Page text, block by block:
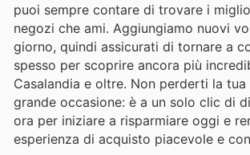
puoi sempre contare di trovare i
negozi che ami. Aggiungiamo nuovi
giorno, quindi assicurati di tornare a
spesso per scoprire ancora più
Casalandia e oltre. Non perderti la tua
grande occasione: è a un solo clic di
ora per iniziare a risparmiare oggi e
esperienza di acquisto piacevole e